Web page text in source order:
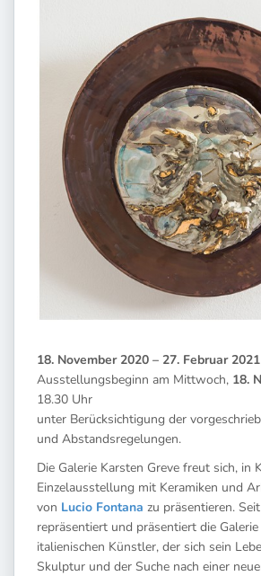
18. November 2020 – 27. Februar 2021
Ausstellungsbeginn am Mittwoch, 18.
18.30 Uhr
unter Berücksichtigung der
und Abstandsregelungen.
Die Galerie Karsten Greve freut sich, in
Einzelausstellung mit Keramiken und
von Lucio Fontana zu präsentieren.
repräsentiert und präsentiert die
italienischen Künstler, der sich sein
Skulptur und der Suche nach einer